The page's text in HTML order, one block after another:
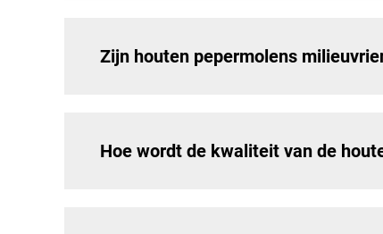
Zijn houten pepermolens
Hoe wordt de kwaliteit van de